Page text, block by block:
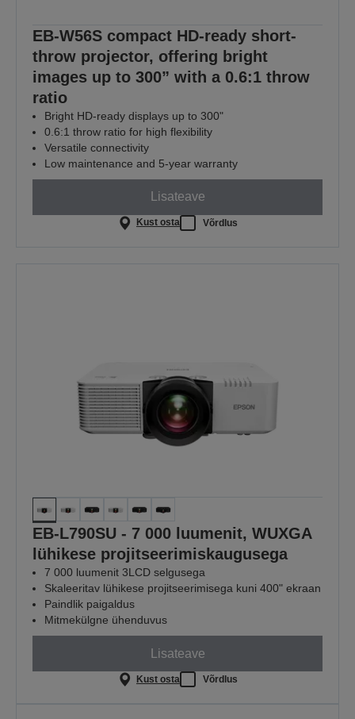
EB-W56S compact HD-ready short-
throw projector, offering bright
images up to 300” with a 0.6:1 throw
ratio
Bright HD-ready displays up to 300"
0.6:1 throw ratio for high flexibility
Versatile connectivity
Low maintenance and 5-year warranty
Lisateave
Kust osta Võrdlus
EB-L790SU - 7 000 luumenit, WUXGA
lühikese projitseerimiskaugusega
7 000 luumenit 3LCD selgusega
Skaleeritav lühikese projitseerimisega kuni 400" ekraan
Paindlik paigaldus
Mitmekülgne ühenduvus
Lisateave
Kust osta Võrdlus